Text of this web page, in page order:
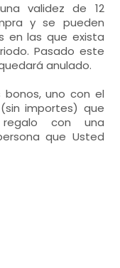
validez de 12
y se pueden
en las que exista
Pasado este
anulado.
bonos, uno con el
importes) que
con una
que Usted